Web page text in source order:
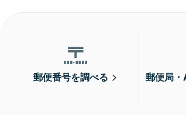
郵便番号を調べる
郵便局・